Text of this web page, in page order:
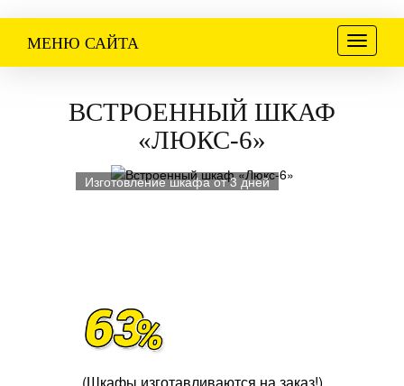
Меню
МЕНЮ САЙТА
ВСТРОЕННЫЙ ШКАФ
«ЛЮКС-6»
Изготовление шкафа от 3 дней